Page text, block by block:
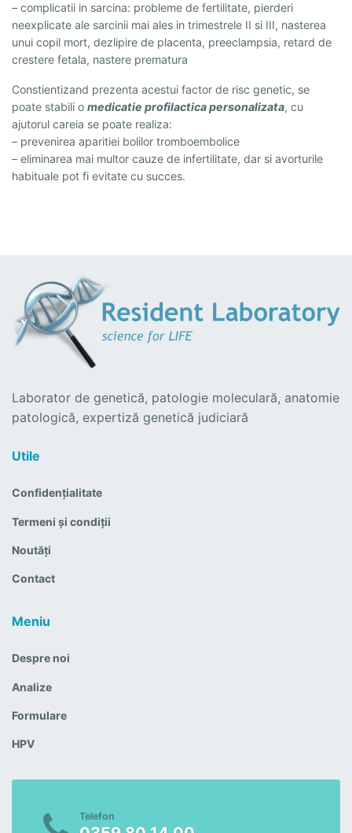
– complicatii in sarcina: probleme de fertilitate, pierderi
neexplicate ale sarcinii mai ales in trimestrele II si III, nasterea
unui copil mort, dezlipire de placenta, preeclampsia, retard de
crestere fetala, nastere prematura
Constientizand prezenta acestui factor de risc genetic, se
poate stabili o medicatie profilactica personalizata, cu
ajutorul careia se poate realiza:
– prevenirea aparitiei bolilor tromboembolice
– eliminarea mai multor cauze de infertilitate, dar si avorturile
habituale pot fi evitate cu succes.
Laborator de genetică, patologie moleculară, anatomie
patologică, expertiză genetică judiciară
Utile
Confidențialitate
Termeni și condiții
Noutăți
Contact
Meniu
Despre noi
Analize
Formulare
HPV
Telefon